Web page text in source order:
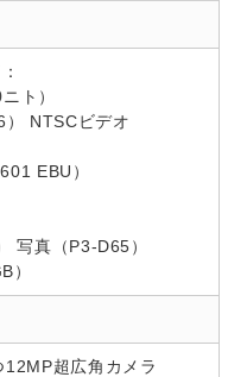
ト）
） NTSCビデオ
EBU）
写真（P3-D65）
）
12MP超広角カメラ